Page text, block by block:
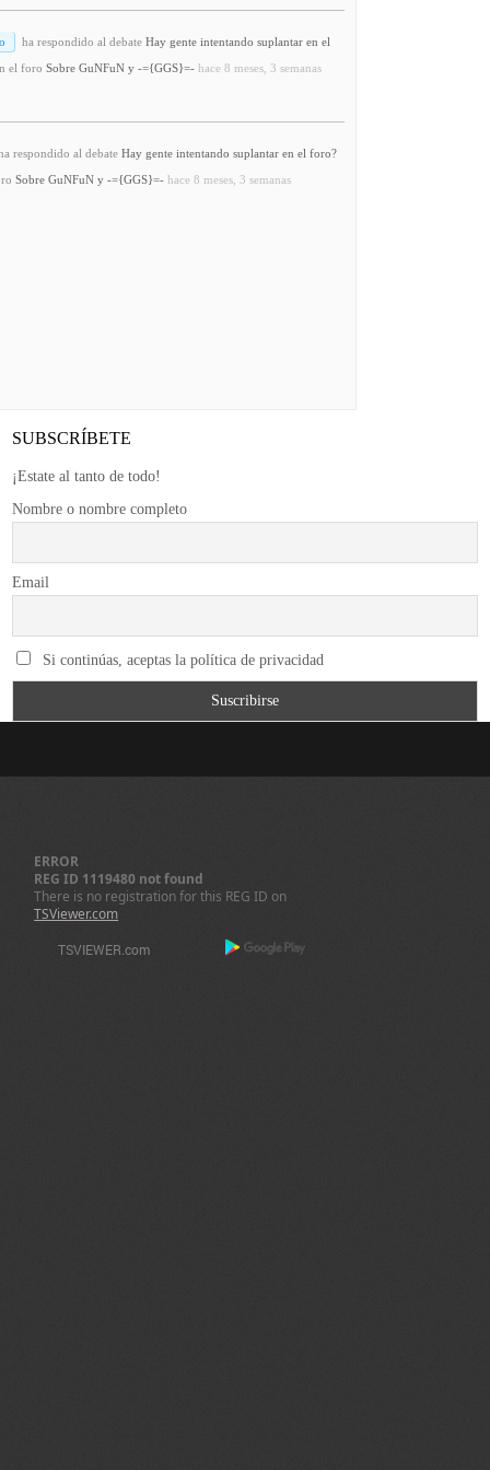
ha respondido al debate Hay gente intentando suplantar en el
el foro Sobre GuNFuN y -={GGS}=- hace 8 meses, 3 semanas
respondido al debate Hay gente intentando suplantar en el foro?
Sobre GuNFuN y -={GGS}=- hace 8 meses, 3 semanas
SUBSCRÍBETE
¡Estate al tanto de todo!
Nombre o nombre completo
Email
Si continúas, aceptas la política de privacidad
ERROR
REG ID 1119480 not found
There is no registration for this REG ID on
TSViewer.com